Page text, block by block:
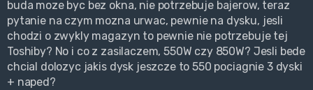
buda moze byc bez okna, nie potrzebuje bajerow, teraz
pytanie na czym mozna urwac, pewnie na dysku, jesli
chodzi o zwykly magazyn to pewnie nie potrzebuje tej
Toshiby? No i co z zasilaczem, 550W czy 850W? Jesli bede
chcial dolozyc jakis dysk jeszcze to 550 pociagnie 3 dyski
+ naped?